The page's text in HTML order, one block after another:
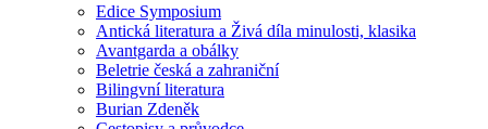
Edice Symposium
Antická literatura a Živá díla minulosti, klasika
Avantgarda a obálky
Beletrie česká a zahraniční
Bilingvní literatura
Burian Zdeněk